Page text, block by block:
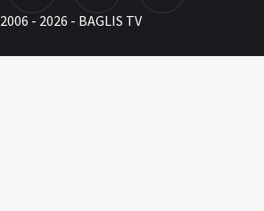
2006 - 2026 - BAGLIS TV